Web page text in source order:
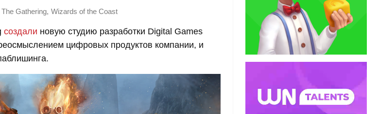
The Gathering, Wizards of the Coast
создали новую студию разработки Digital Games
цифровых продуктов компании, и